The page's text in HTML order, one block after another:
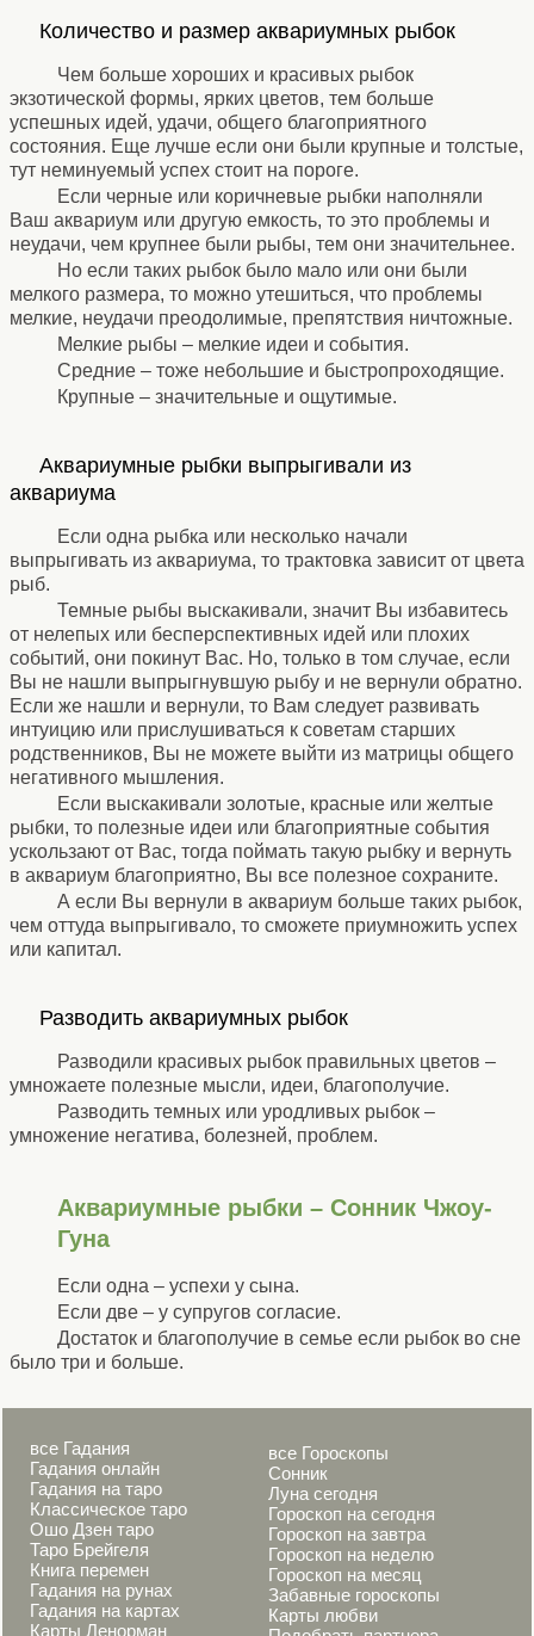
Количество и размер аквариумных рыбок
Чем больше хороших и красивых рыбок
экзотической формы, ярких цветов, тем больше
успешных идей, удачи, общего благоприятного
состояния. Еще лучше если они были крупные и толстые,
тут неминуемый успех стоит на пороге.
Если черные или коричневые рыбки наполняли
Ваш аквариум или другую емкость, то это проблемы и
неудачи, чем крупнее были рыбы, тем они значительнее.
Но если таких рыбок было мало или они были
мелкого размера, то можно утешиться, что проблемы
мелкие, неудачи преодолимые, препятствия ничтожные.
Мелкие рыбы – мелкие идеи и события.
Средние – тоже небольшие и быстропроходящие.
Крупные – значительные и ощутимые.
Аквариумные рыбки выпрыгивали из
аквариума
Если одна рыбка или несколько начали
выпрыгивать из аквариума, то трактовка зависит от цвета
рыб.
Темные рыбы выскакивали, значит Вы избавитесь
от нелепых или бесперспективных идей или плохих
событий, они покинут Вас. Но, только в том случае, если
Вы не нашли выпрыгнувшую рыбу и не вернули обратно.
Если же нашли и вернули, то Вам следует развивать
интуицию или прислушиваться к советам старших
родственников, Вы не можете выйти из матрицы общего
негативного мышления.
Если выскакивали золотые, красные или желтые
рыбки, то полезные идеи или благоприятные события
ускользают от Вас, тогда поймать такую рыбку и вернуть
в аквариум благоприятно, Вы все полезное сохраните.
А если Вы вернули в аквариум больше таких рыбок,
чем оттуда выпрыгивало, то сможете приумножить успех
или капитал.
Разводить аквариумных рыбок
Разводили красивых рыбок правильных цветов –
умножаете полезные мысли, идеи, благополучие.
Разводить темных или уродливых рыбок –
умножение негатива, болезней, проблем.
Аквариумные рыбки – Сонник Чжоу-
Гуна
Если одна – успехи у сына.
Если две – у супругов согласие.
Достаток и благополучие в семье если рыбок во сне
было три и больше.
все Гадания
Гадания онлайн
Гадания на таро
Классическое таро
Ошо Дзен таро
Таро Брейгеля
Книга перемен
Гадания на рунах
Гадания на картах
Карты Ленорман
все Гороскопы
Сонник
Луна сегодня
Гороскоп на сегодня
Гороскоп на завтра
Гороскоп на неделю
Гороскоп на месяц
Забавные гороскопы
Карты любви